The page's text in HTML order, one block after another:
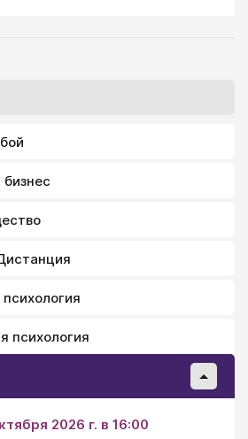
бизнес
психология
2026 г. в 16:00